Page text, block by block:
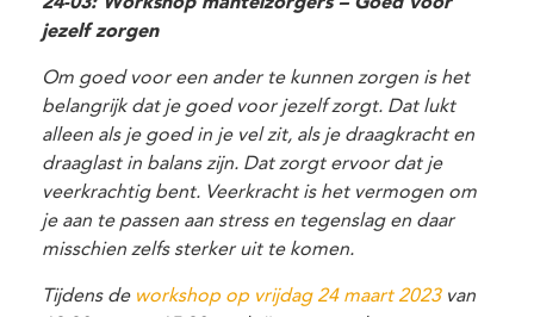
jezelf zorgen
Om goed voor een ander te kunnen zorgen is het
belangrijk dat je goed voor jezelf zorgt. Dat lukt
alleen als je goed in je vel zit, als je draagkracht en
draaglast in balans zijn. Dat zorgt ervoor dat je
veerkrachtig bent. Veerkracht is het vermogen om
je aan te passen aan stress en tegenslag en daar
misschien zelfs sterker uit te komen.
Tijdens de workshop op vrijdag 24 maart 2023van